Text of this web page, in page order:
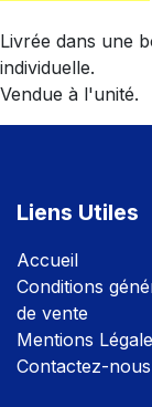
Livrée dans une
individuelle.
Vendue à l'unité.
Liens Utiles
Accueil
Conditions
de vente
Mentions
Contactez-nous